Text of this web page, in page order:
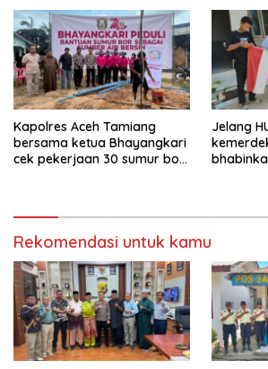
Kapolres Aceh Tamiang
bersama ketua Bhayangkari
cek pekerjaan 30 sumur bor
Jelang
Rekomendasi untuk kamu